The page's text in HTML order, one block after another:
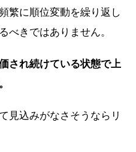
繁に順位変動を繰り返し
べきではありません。
され続けている状態で上
見込みがなさそうならリ